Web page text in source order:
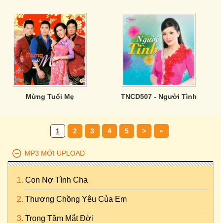
Mừng Tuổi Mẹ TNCD507 - Người Tình
1 2 3 4 5 > »
MP3 MỚI UPLOAD
Con Nợ Tình Cha
Thương Chồng Yêu Của Em
Trong Tầm Mắt Đời